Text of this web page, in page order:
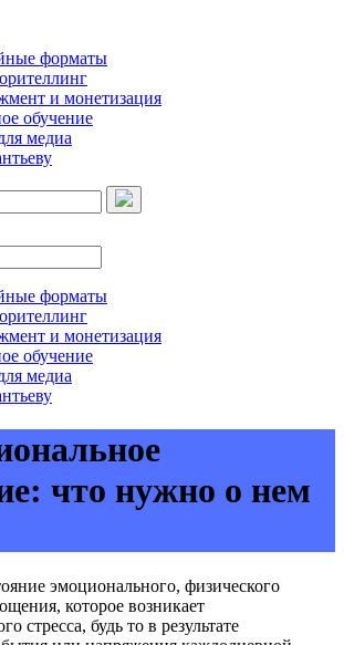
форматы
и монетизация
обучение
медиа
форматы
и монетизация
обучение
медиа
что нужно о нем
эмоционального, физического
которое возникает
стресса, будь то в результате